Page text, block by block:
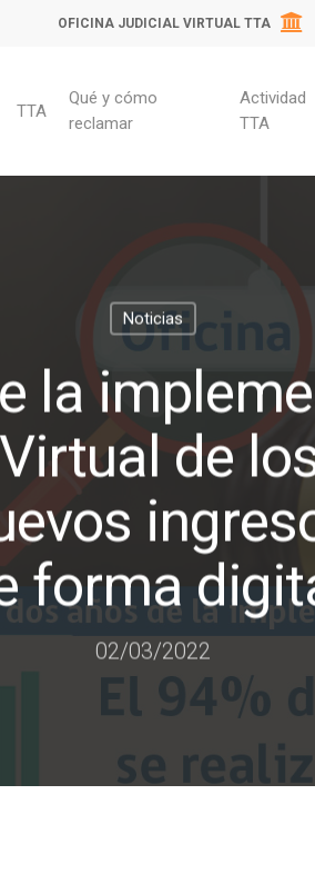
OFICINA JUDICIAL VIRTUAL TTA
TTA
Qué y cómo
reclamar
Actividad
TTA
Noticias
la
de
forma
02/03/2022